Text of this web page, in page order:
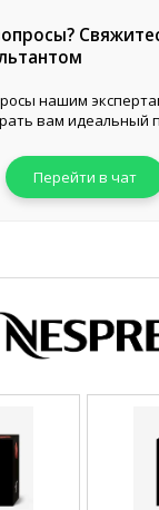
нашим
вам идеальный
Перейти в чат